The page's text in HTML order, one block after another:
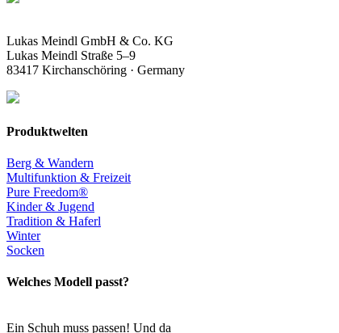
Lukas Meindl GmbH & Co. KG
Lukas Meindl Straße 5–9
83417 Kirchanschöring · Germany
Produktwelten
Berg & Wandern
Multifunktion & Freizeit
Pure Freedom®
Kinder & Jugend
Tradition & Haferl
Winter
Socken
Welches Modell passt?
Ein Schuh muss passen! Und da